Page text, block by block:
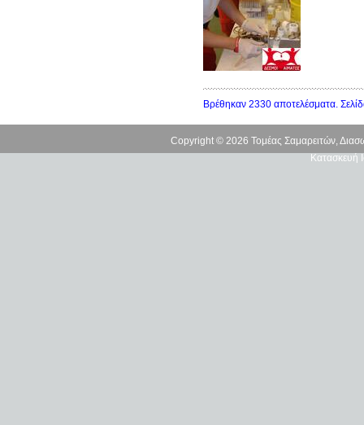
Βρέθηκαν 2330 αποτελέσματα.
Copyright © 2026 Τομέας Σαμαρειτών,
Κατασκευή